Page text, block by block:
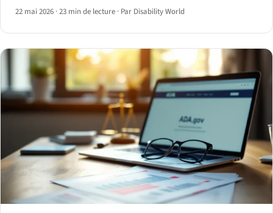
22 mai 2026 ·23 min de lecture · Par Disability World